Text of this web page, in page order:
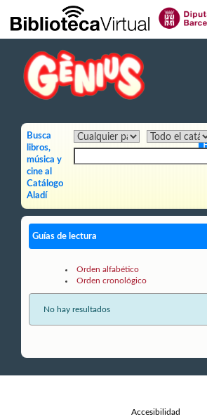
Saltar al contenido principal
Busca
libros,
música y
cine al
Catálogo
Aladí
Guías de lectura
Orden alfabético
Orden cronológico
No hay resultados
Accesibilidad